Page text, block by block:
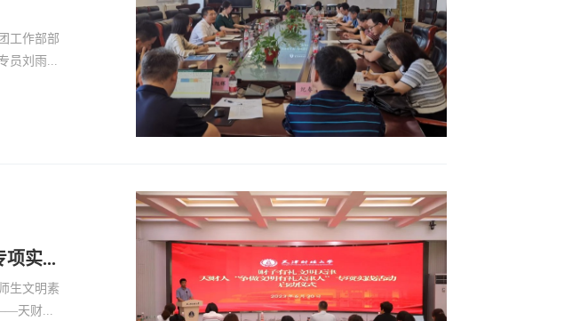
工作部部
员刘雨...
我校举办“财子有礼 文明天津”——天财人“争做文明有礼天津人”专项实践活动
生文明素
天财...